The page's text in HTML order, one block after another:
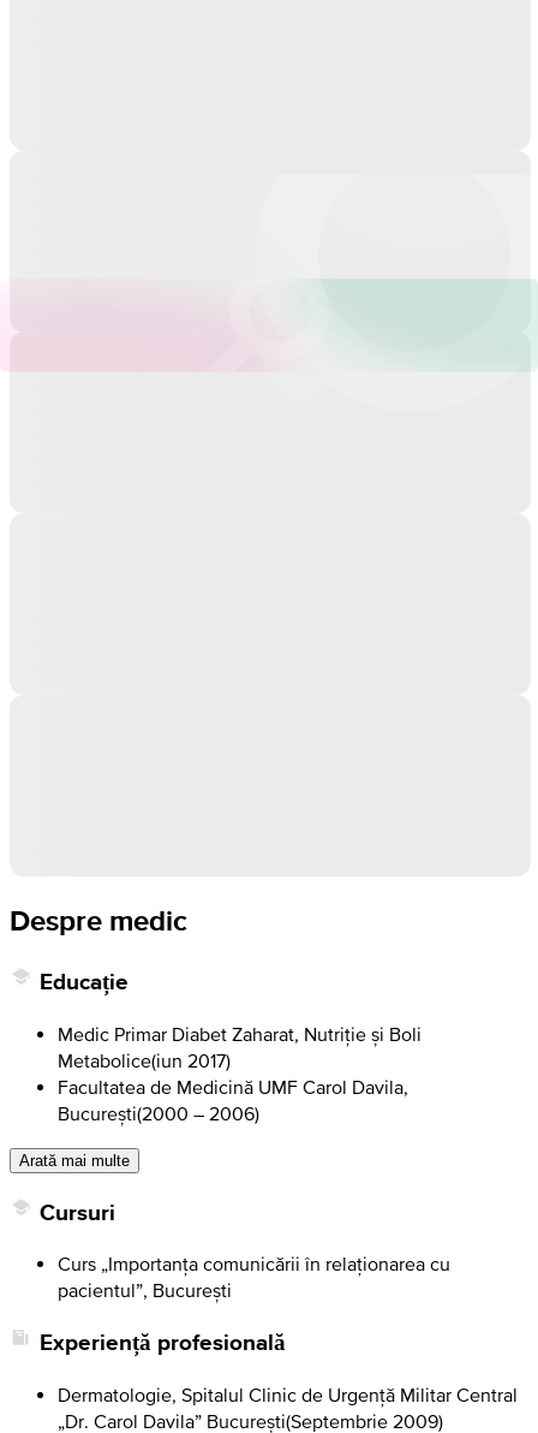
Despre medic
Educație
Medic Primar Diabet Zaharat, Nutriție și Boli
Metabolice(iun 2017)
Facultatea de Medicină UMF Carol Davila,
București(2000 – 2006)
Arată mai multe
Cursuri
Curs „Importanța comunicării în relaționarea cu
pacientul”, București
Experiență profesională
Dermatologie, Spitalul Clinic de Urgență Militar Central
„Dr. Carol Davila” București(Septembrie 2009)